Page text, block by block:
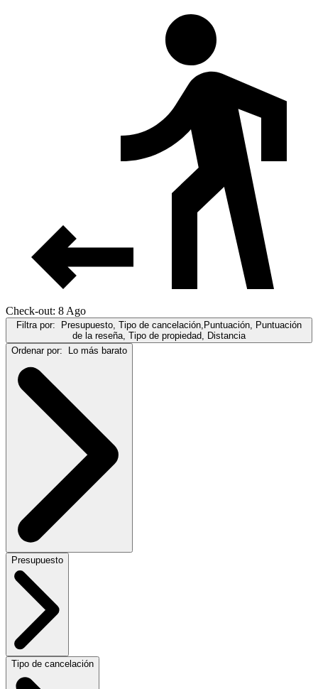
Check-out: 8 Ago
Filtra por: Presupuesto, Tipo de cancelación,Puntuación, Puntuación
de la reseña, Tipo de propiedad, Distancia
Ordenar por: Lo más barato
Presupuesto
Tipo de cancelación